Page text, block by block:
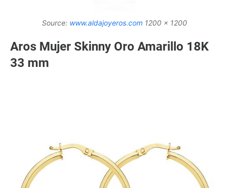
Source: www.aldajoyeros.com 1200 x 1200
Aros Mujer Skinny Oro Amarillo 18K
33 mm